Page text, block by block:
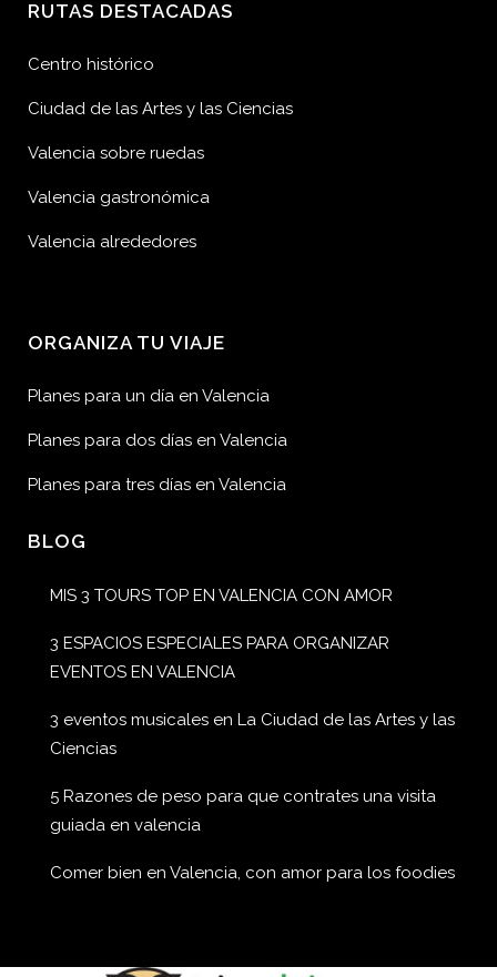
RUTAS DESTACADAS
Centro histórico
Ciudad de las Artes y las Ciencias
Valencia sobre ruedas
Valencia gastronómica
Valencia alrededores
ORGANIZA TU VIAJE
Planes para un día en Valencia
Planes para dos días en Valencia
Planes para tres días en Valencia
BLOG
MIS 3 TOURS TOP EN VALENCIA CON AMOR
3 ESPACIOS ESPECIALES PARA ORGANIZAR
EVENTOS EN VALENCIA
3 eventos musicales en La Ciudad de las Artes y las
Ciencias
5 Razones de peso para que contrates una visita
guiada en valencia
Comer bien en Valencia, con amor para los foodies